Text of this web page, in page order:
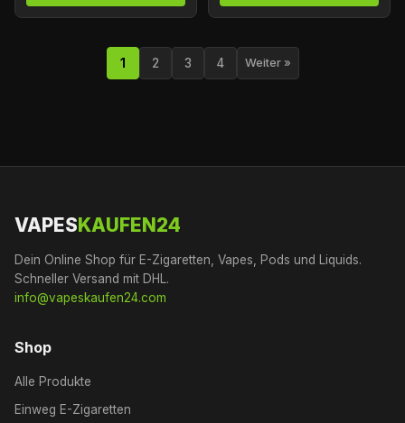
1 2 3 4 Weiter »
VAPESKAUFEN24
Dein Online Shop für E-Zigaretten, Vapes, Pods und Liquids.
Schneller Versand mit DHL.
info@vapeskaufen24.com
Shop
Alle Produkte
Einweg E-Zigaretten